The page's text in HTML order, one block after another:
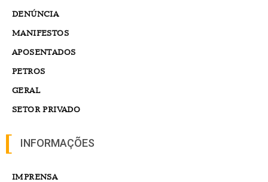
DENÚNCIA
MANIFESTOS
APOSENTADOS
PETROS
GERAL
SETOR PRIVADO
INFORMAÇÕES
IMPRENSA